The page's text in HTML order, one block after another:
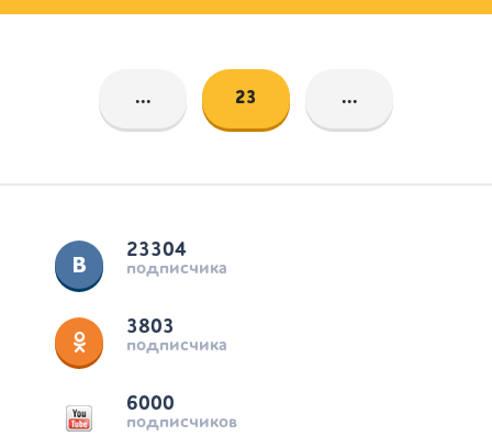
... 23 ...
23304
подписчика
3803
подписчика
6000
подписчиков